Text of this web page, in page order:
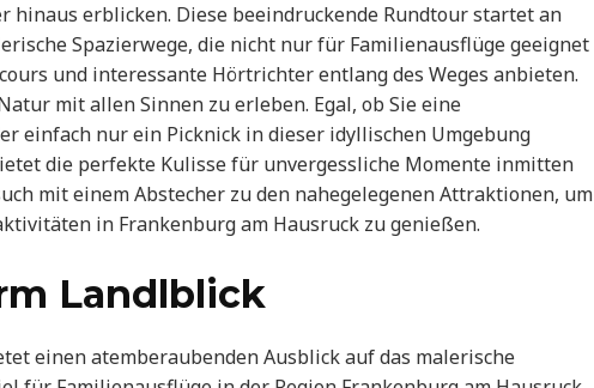
hinaus erblicken. Diese beeindruckende Rundtour startet an
Spazierwege, die nicht nur für Familienausflüge geeignet
und interessante Hörtrichter entlang des Weges anbieten.
mit allen Sinnen zu erleben. Egal, ob Sie eine
einfach nur ein Picknick in dieser idyllischen Umgebung
die perfekte Kulisse für unvergessliche Momente inmitten
mit einem Abstecher zu den nahegelegenen Attraktionen, um
in Frankenburg am Hausruck zu genießen.
Landlblick
einen atemberaubenden Ausblick auf das malerische